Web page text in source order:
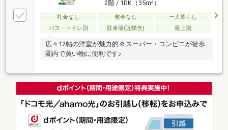
2階 / 1DK（35m2）
礼金なし 敷金なし
一人暮らし
バス・トイレ別
駐車場(近隣含) 最上階
広々12帖の洋室が魅力的☆スーパー・コンビニが徒歩
圏内で買い物に便利です♪